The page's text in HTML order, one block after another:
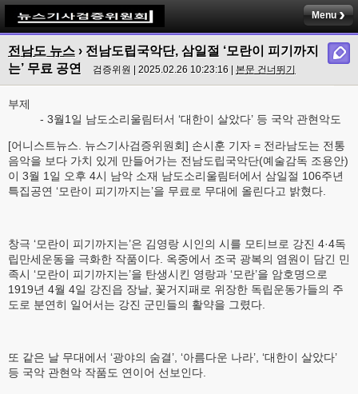
Menu
전남도 뉴스 › 전남도립국악단, 삼일절 ‘모란이 피기까지
는’ 무료 공연
검증위원 | 2025.02.26 10:23:16 | 본문 건너뛰기
부제
- 3월1일 남도소리울림터서 ‘대한이 살았다’ 등 국악 관현악도
[어니스트뉴스. 뉴스기사검증위원회] 손시훈 기자 = 전라남도는 전통
음악을 보다 가치 있게 만들어가는 전남도립국악단(예술감독 조용안)
이 3월 1일 오후 4시 남악 소재 남도소리울림터에서 삼일절 106주년
특집공연 ‘모란이 피기까지는’을 무료로 무대에 올린다고 밝혔다.
창극 ‘모란이 피기까지는’은 김영랑 시인의 시를 모티브로 강진 4·4독
립만세운동을 극화한 작품이다. 옥중에서 조국 광복의 염원이 담긴 민
족시 ‘모란이 피기까지는’을 탄생시킨 영랑과 ‘모란’을 암호명으로
1919년 4월 4일 강진읍 장날, 꽃거지패로 위장한 독립운동가들의 주
도로 분연히 일어서는 강진 군민들의 활약을 그렸다.
또 같은 날 무대에서 ‘광야의 숨결’, ‘아름다운 나라’, ‘대한이 살았다’
등 국악 관현악 작품도 연이어 선보인다.